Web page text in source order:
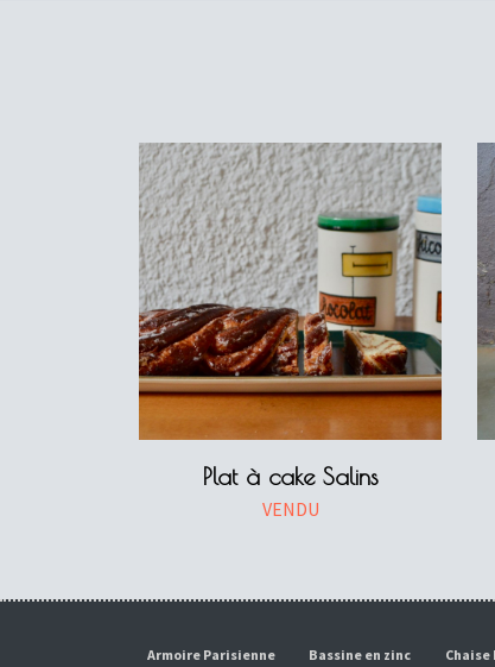
Plat à cake Salins
VENDU
Armoire Parisienne Bassine en zinc Chaise